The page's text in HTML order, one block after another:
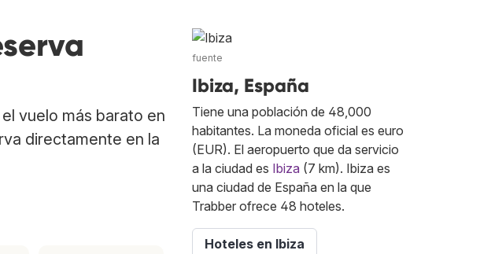
vuelo más barato en
directamente en la
fuente
Ibiza, España
Tiene una población de 48,000
habitantes. La moneda oficial es euro
(EUR). El aeropuerto que da servicio
a la ciudad es Ibiza (7 km). Ibiza es
una ciudad de España en la que
Trabber ofrece 48 hoteles.
Hoteles en Ibiza